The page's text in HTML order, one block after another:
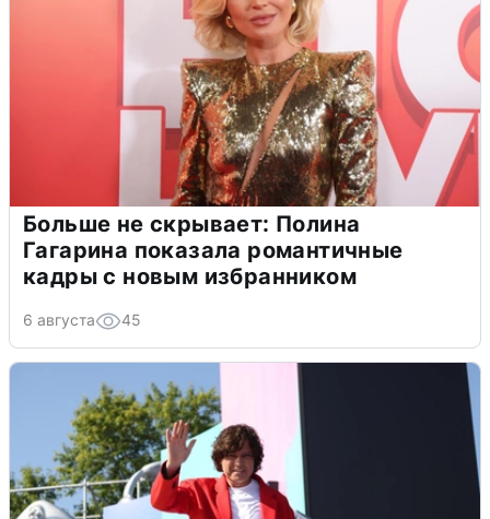
Больше не скрывает: Полина
Гагарина показала романтичные
кадры с новым избранником
6 августа 45